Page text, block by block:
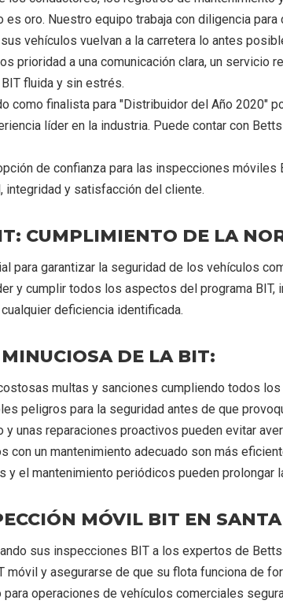
es oro. Nuestro equipo trabaja con diligencia
vehículos vuelvan a la carretera lo antes
prioridad a una comunicación clara, un
fluida y sin estrés.
como finalista para "Distribuidor del Año 2020"
líder en la industria. Puede contar con
de confianza para las inspecciones
integridad y satisfacción del cliente.
CUMPLIMIENTO DE LA
para garantizar la seguridad de los vehículos
y cumplir todos los aspectos del programa
deficiencia identificada.
DE LA BIT:
multas y sanciones cumpliendo todos
peligros para la seguridad antes de que
y unas reparaciones proactivos pueden evitar
con un mantenimiento adecuado son más
y el mantenimiento periódicos pueden prolongar
MÓVIL BIT EN
sus inspecciones BIT a los expertos de
móvil y asegurarse de que su flota funciona de
operaciones de vehículos comerciales